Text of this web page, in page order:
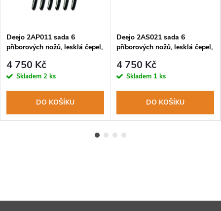
Deejo 2AP011 sada 6
příborových nožů, lesklá čepel,
ABS, design Toile de Jouy
4 750 Kč
Skladem 2 ks
DO KOŠÍKU
Deejo 2AS021 sada 6
příborových nožů, lesklá čepel,
Jouy
4 750 Kč
Skladem 1 ks
DO KOŠÍKU